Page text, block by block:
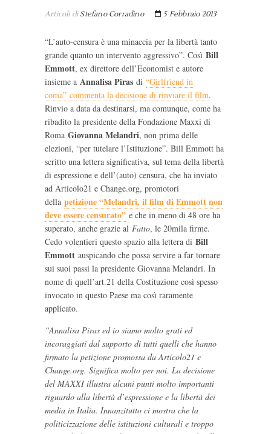
Articoli diStefano Corradino 5 Febbraio 2013
“L’auto-censura è una minaccia per la libertà tanto
grande quanto un intervento aggressivo”. Così Bill
Emmott, ex direttore dell’Economist e autore
insieme a Annalisa Piras di “Girlfriend in
coma” commenta la decisione di rinviare il film.
Rinvio a data da destinarsi, ma comunque, come ha
ribadito la presidente della Fondazione Maxxi di
Roma Giovanna Melandri, non prima delle
elezioni, “per tutelare l’Istituzione”. Bill Emmott ha
scritto una lettera significativa, sul tema della libertà
di espressione e dell’(auto) censura, che ha inviato
ad Articolo21 e Change.org, promotori
della petizione “Melandri, il film di Emmott non
deve essere censurato” e che in meno di 48 ore ha
superato, anche grazie al Fatto, le 20mila firme.
Cedo volentieri questo spazio alla lettera di Bill
Emmott auspicando che possa servire a far tornare
sui suoi passi la presidente Giovanna Melandri. In
nome di quell’art.21 della Costituzione così spesso
invocato in questo Paese ma così raramente
applicato.
“Annalisa Piras ed io siamo molto grati ed
incoraggiati dal supporto di tutti quelli che hanno
firmato la petizione promossa da Articolo21 e
Change.org. Significa molto per noi. La decisione
del MAXXI illustra alcuni punti molto importanti
riguardo alla libertà d’espressione e la libertà dei
media in Italia. Innanzitutto ci mostra che la
politicizzazione delle istituzioni culturali e troppo